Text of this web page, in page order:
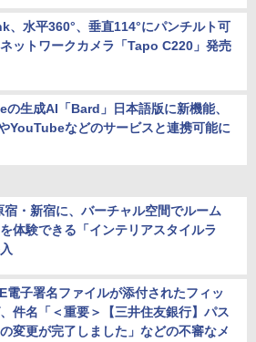
、水平360°、垂直114°にパンチルト可
ットワークカメラ「Tapo C220」発売
生成AI「Bard」日本語版に新機能、
YouTubeなどのサービスと連携可能に
宿・新宿に、バーチャル空間でルーム
体験できる「インテリアスタイルラ
電子署名ファイルが添付されたフィッ
件名「＜重要＞【三井住友銀行】パス
変更が完了しました」などの不審なメ